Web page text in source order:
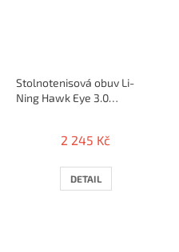
Stolnotenisová obuv Li-
Ning Hawk Eye 3.0
2 245 Kč
DETAIL